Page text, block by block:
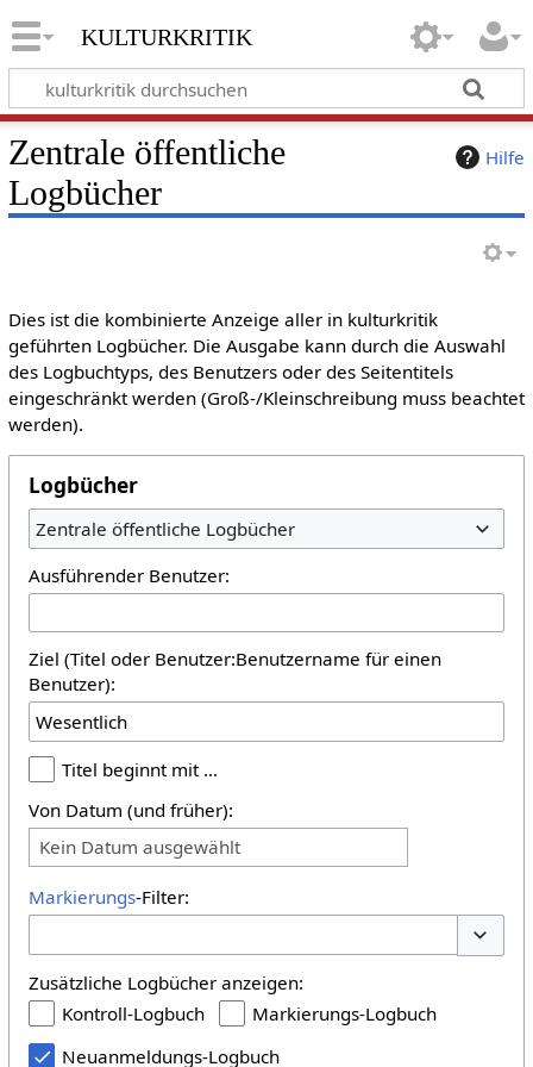
kulturkritik
Hilfe
Zentrale öffentliche
Logbücher
Dies ist die kombinierte Anzeige aller in kulturkritik
geführten Logbücher. Die Ausgabe kann durch die Auswahl
des Logbuchtyps, des Benutzers oder des Seitentitels
eingeschränkt werden (Groß-/Kleinschreibung muss beachtet
werden).
Logbücher
Zentrale öffentliche Logbücher
Ausführender Benutzer:
Ziel (Titel oder Benutzer:Benutzername für einen
Benutzer):
Titel beginnt mit …
Von Datum (und früher):
Kein Datum ausgewählt
Markierungs-Filter:
Zusätzliche Logbücher anzeigen:
Kontroll-Logbuch
Markierungs-Logbuch
Neuanmeldungs-Logbuch